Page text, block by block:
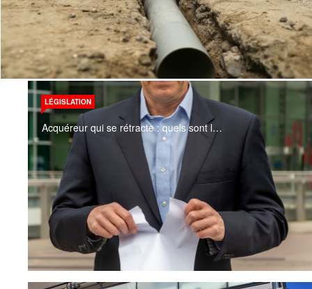
Acquéreur qui se rétracte : quels sont l…
LÉGISLATION